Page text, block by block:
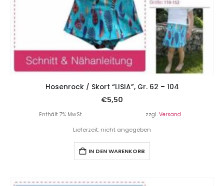
Hosenrock / Skort “LISIA”, Gr. 62 – 104
€5,50
Enthält 7% MwSt. zzgl. Versand
Lieferzeit: nicht angegeben
IN DEN WARENKORB